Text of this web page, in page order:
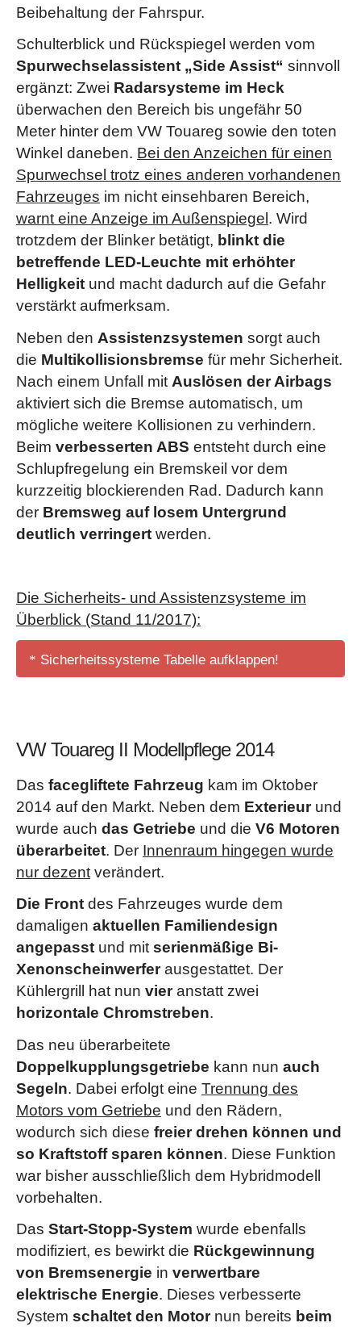
Beibehaltung der Fahrspur.
Schulterblick und Rückspiegel werden vom
Spurwechselassistent „Side Assist“ sinnvoll
ergänzt: Zwei Radarsysteme im Heck
überwachen den Bereich bis ungefähr 50
Meter hinter dem VW Touareg sowie den toten
Winkel daneben. Bei den Anzeichen für einen
Spurwechsel trotz eines anderen vorhandenen
Fahrzeuges im nicht einsehbaren Bereich,
warnt eine Anzeige im Außenspiegel . Wird
trotzdem der Blinker betätigt, blinkt die
betreffende LED-Leuchte mit erhöhter
Helligkeit und macht dadurch auf die Gefahr
verstärkt aufmerksam.
Neben den Assistenzsystemen sorgt auch
die Multikollisionsbremse für mehr Sicherheit.
Nach einem Unfall mit Auslösen der Airbags
aktiviert sich die Bremse automatisch, um
mögliche weitere Kollisionen zu verhindern.
Beim verbesserten ABS entsteht durch eine
Schlupfregelung ein Bremskeil vor dem
kurzzeitig blockierenden Rad. Dadurch kann
der Bremsweg auf losem Untergrund
deutlich verringert werden.
Die Sicherheits- und Assistenzsysteme im
Überblick (Stand 11/2017):
Sicherheitssysteme Tabelle aufklappen!
Beifahrerairbag-Deaktivierung)
Seitenairbags und Gurtstraffer hinten)
Antiblockiersystem mit Bremsassistent
Antriebsschlupfregelung
Antiblockiersystem inkl. Bremsassistent,
Antriebsschlupfregelung, Elektronische Differenzialsperre,
Motorschleppmomentregelung
Auto-Hold-Funktion
Automatische Distanzregelung ACC und
Umfeldbeobachtungssystem „Front Assist“(Optional)
Bergabfahrassistent(sorgt bei Geländefahrten durch
Abregelung der Motordrehzahl und Bremseingriff für
sicheres und kontrolliertes Bergabfahren)
Berganfahrassistent
(verhindert beim Anfahren an
Steigungen ein Zurückrollen des Fahrzeugs)
Dreipunkt-Automatiksicherheitsgurte
Höheneinstellung und Gurtstraffer
Elektronisches Stabilisierungsprogrammmit
Gegenlenkunterstützung
Fahrerassistenzpaket
Innenspiegel automatisch abblendend
ISOFIX-Halteösen (Vorrichtung zur Befestigung von 2
Kindersitzen auf der Rücksitzbank)
Multikollisionsbremse
VW Touareg II Modellpflege 2014
Das facegliftete Fahrzeug kam im Oktober
2014 auf den Markt. Neben dem Exterieurund
wurde auch das Getriebe und die V6 Motoren
überarbeitet. Der Innenraum hingegen wurde
nur dezent verändert.
Die Front des Fahrzeuges wurde dem
damaligen aktuellen Familiendesign
angepasst und mit serienmäßige Bi-
Xenonscheinwerferausgestattet. Der
Kühlergrill hat nun vieranstatt zwei
horizontale Chromstreben.
Das neu überarbeitete
Doppelkupplungsgetriebe kann nun auch
Segeln. Dabei erfolgt eine Trennung des
Motors vom Getriebe und den Rädern,
wodurch sich diese freier drehen können und
so Kraftstoff sparen können. Diese Funktion
war bisher ausschließlich dem Hybridmodell
vorbehalten.
Das Start-Stopp-System wurde ebenfalls
modifiziert, es bewirkt die Rückgewinnung
von Bremsenergie in verwertbare
elektrische Energie. Dieses verbesserte
System schaltet den Motornun bereits beim